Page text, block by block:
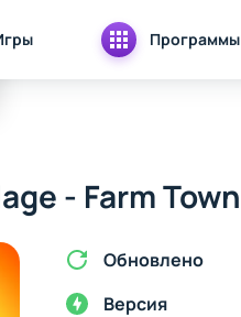
Программы
- Farm Town
Обновлено
Версия